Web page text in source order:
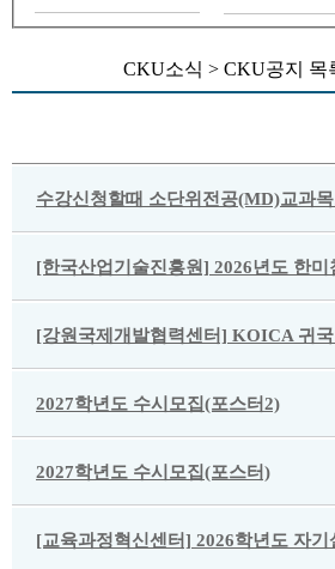
CKU소식 > CKU공지 목
수강신청할때 소단위전공(MD)교과
[한국산업기술진흥원] 2026년도 한
[강원국제개발협력센터] KOICA 귀
2027학년도 수시모집(포스터2)
2027학년도 수시모집(포스터)
[교육과정혁신센터] 2026학년도 자기